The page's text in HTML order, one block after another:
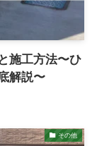
施工方法〜ひ
解説〜
その他